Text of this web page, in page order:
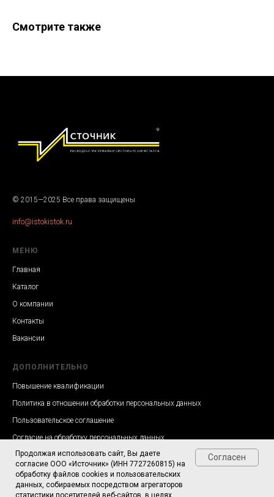
Смотрите также
© 2015—2025 Все права защищены
info@istokistok.ru
МЕНЮ
Главная
Каталог
О компании
Контакты
Вакансии
ДОПОЛНИТЕЛЬНО
Повышение квалификации
Политика в отношении обработки персональных данных
Пользовательское соглашение
Согласие на обработку персональных данных
Продолжая использовать сайт, Вы даете
согласие ООО «Источник» (ИНН 7727260815) на
обработку файлов cookies и пользовательских
данных, собираемых посредством агрегаторов
статистики посетителей веб-сайтов, в целях
Согласен